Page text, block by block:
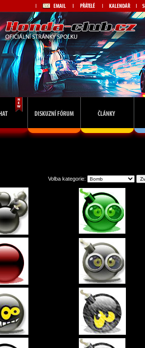
Volba kategorie: